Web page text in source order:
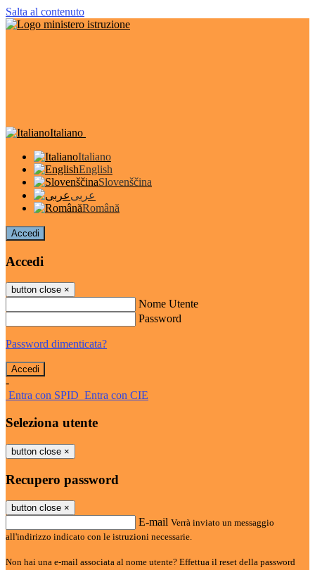
Salta al contenuto
Italiano
Italiano
English
Slovenščina
عربى
Română
Accedi
Accedi
button close ×
Nome Utente
Password
Password dimenticata?
-
Entra con SPID Entra con CIE
Seleziona utente
button close ×
Recupero password
button close ×
E-mail Verrà inviato un messaggio
all'indirizzo indicato con le istruzioni necessarie.
Non hai una e-mail associata al nome utente? Effettua il reset della password